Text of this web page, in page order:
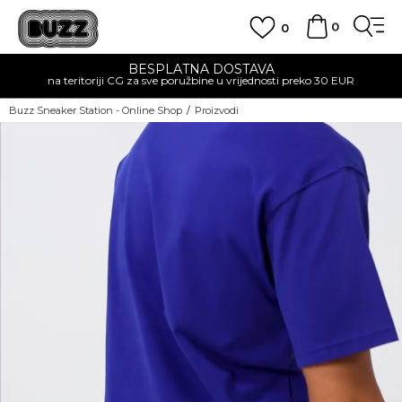
0
0
BESPLATNA DOSTAVA
na teritoriji CG za sve poružbine u vrijednosti preko 30 EUR
Buzz Sneaker Station - Online Shop Proizvodi